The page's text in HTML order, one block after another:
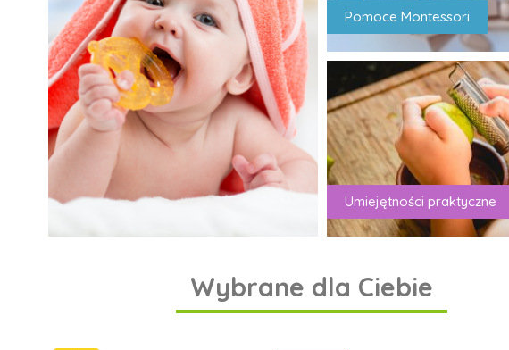
Pomoce Montessori
Umiejętności praktyczne
Wybrane dla Ciebie